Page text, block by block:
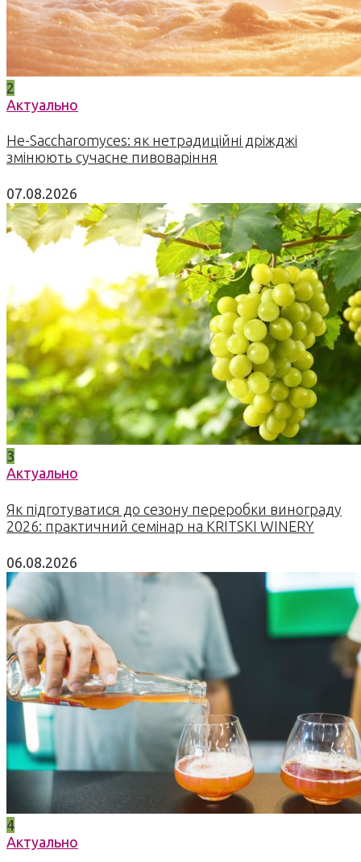
2
Актуально
Не-Saccharomyces: як нетрадиційні дріжджі
змінюють сучасне пивоваріння
07.08.2026
3
Актуально
Як підготуватися до сезону переробки винограду
2026: практичний семінар на KRITSKI WINERY
06.08.2026
4
Актуально